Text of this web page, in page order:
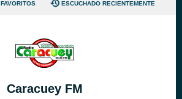
FAVORITOS ESCUCHADO RECIENTEMENTE
Caracuey FM